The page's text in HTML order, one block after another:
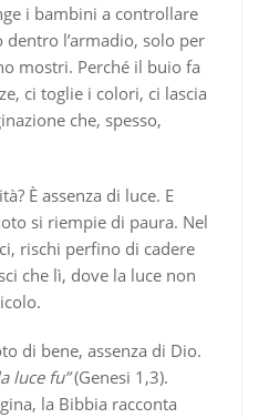
i bambini a controllare
l’armadio, solo per
mostri. Perché il buio fa
ci toglie i colori, ci lascia
che, spesso,
È assenza di luce. E
si riempie di paura. Nel
rischi perfino di cadere
che lì, dove la luce non
di bene, assenza di Dio.
luce fu”(Genesi 1,3).
la Bibbia racconta